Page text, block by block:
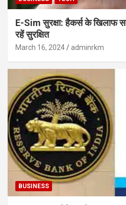
E-Sim सुरक्षा: हैकर्स के खिलाफ
रहें सुरक्षित
March 16, 2024 adminrkm
BUSINESS